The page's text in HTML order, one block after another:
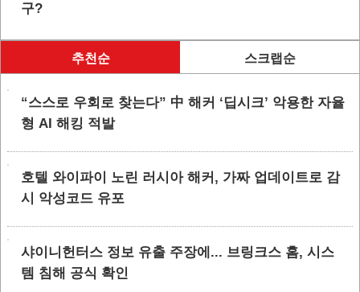
구?
추천순 스크랩순
“스스로 우회로 찾는다” 中 해커 ‘딥시크’ 악용한 자율
형 AI 해킹 적발
호텔 와이파이 노린 러시아 해커, 가짜 업데이트로 감
시 악성코드 유포
샤이니헌터스 정보 유출 주장에... 브링크스 홈, 시스
템 침해 공식 확인